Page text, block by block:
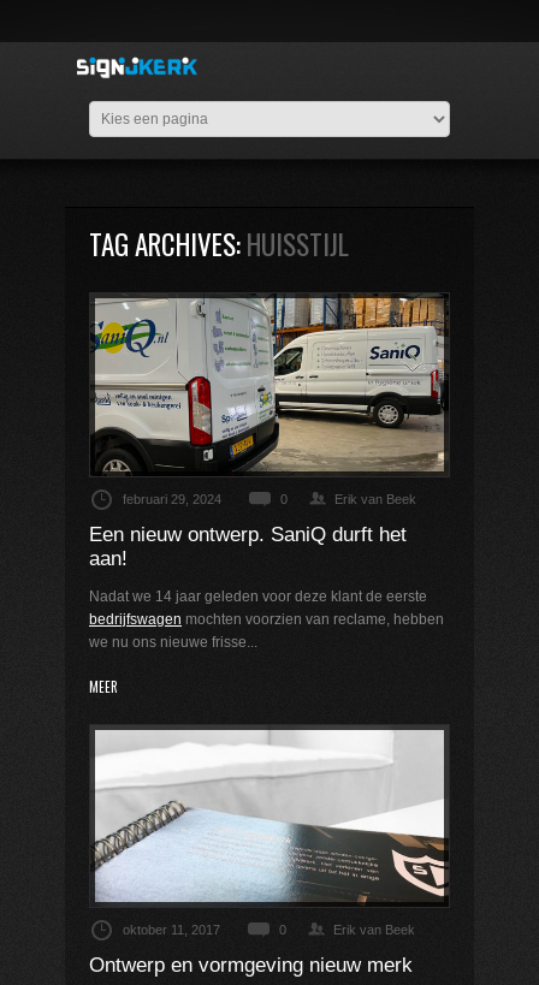
TAG ARCHIVES:HUISSTIJL
februari 29, 2024 0 Erik van Beek
Een nieuw ontwerp. SaniQ durft het
aan!
Nadat we 14 jaar geleden voor deze klant de eerste
bedrijfswagen mochten voorzien van reclame, hebben
we nu ons nieuwe frisse...
MEER
oktober 11, 2017 0 Erik van Beek
Ontwerp en vormgeving nieuw merk